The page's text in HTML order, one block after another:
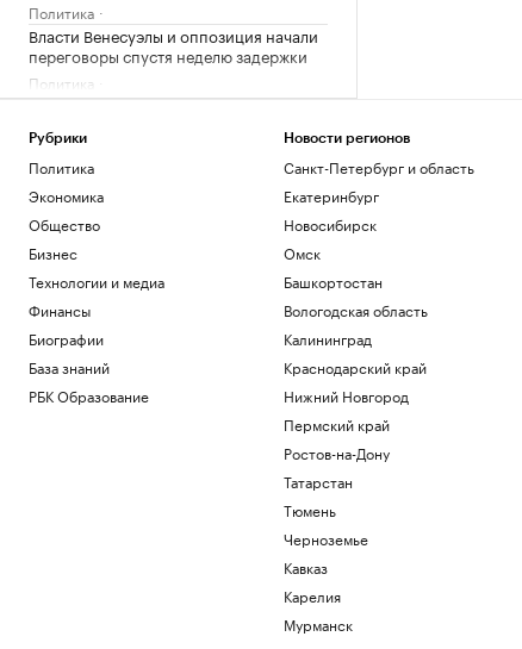
Политика
Власти Венесуэлы и оппозиция начали
переговоры спустя неделю задержки
Политика
Прощание с олимпийским чемпионом
Москве
Общество
В США в аэропорту задержали
мужчину, угрожавшего взорвать бомбу
на рейсе
Общество
Во Внуково предупредили о задержках
рейсов из-за грозы
Общество
пострадавших при атаках хуситов
Политика
Рубрики
Политика
Экономика
Общество
Бизнес
Технологии и медиа
Финансы
Биографии
База знаний
РБК Образование
Новости регионов
Санкт-Петербург и область
Екатеринбург
Новосибирск
Омск
Башкортостан
Вологодская область
Калининград
Краснодарский край
Нижний Новгород
Пермский край
Ростов-на-Дону
Татарстан
Тюмень
Черноземье
Кавказ
Карелия
Мурманск